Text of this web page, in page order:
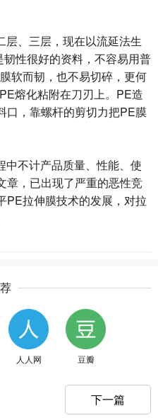
、三层，现在以流延法生
性很好的资料，不容易用普
软而韧，也不易切碎，更何
熔化粘附在刀刃上。PE造
口，靠螺杆的剪切力把PE膜
不计产品质量、性能、使
章，已出现了严重的恶性竞
PE拉伸膜技术的发展，对拉
人人网 豆瓣
下一篇